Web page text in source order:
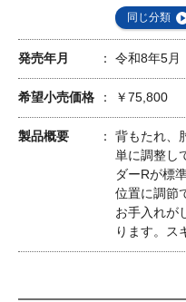
同じ分類
発売年月 令和8年5月
希望小売価格 ￥75,800
製品概要
背もたれ、
単に調整し
ダーRが標
位置に調節
お手入れが
ります。ス